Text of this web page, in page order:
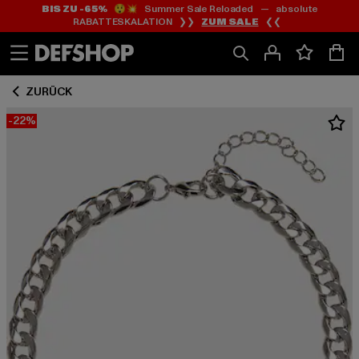
Zum
Inhalt
springen
Zum
Fußzeile
springen
BIS ZU -65%😲💥 Summer Sale Reloaded — absolute
RABATTESKALATION ❯❯ ZUM SALE ❮❮
ZURÜCK
-22%